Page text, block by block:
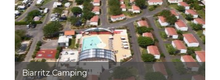
Biarritz Camping